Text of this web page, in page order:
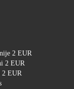
2 EUR
2 EUR
2 EUR